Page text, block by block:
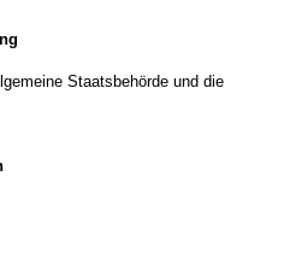
Staatsbehörde und die